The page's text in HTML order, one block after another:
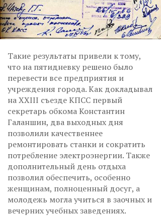
Такие результаты привели к тому,
что на пятидневку решено было
перевести все предприятия и
учреждения города. Как докладывал
на XXIII съезде КПСС первый
секретарь обкома Константин
Галаншин, два выходных дня
позволили качественнее
ремонтировать станки и сократить
потребление электроэнергии. Также
дополнительный день отдыха
позволил обеспечить, особенно
женщинам, полноценный досуг, а
молодежь могла учиться в заочных и
вечерних учебных заведениях.